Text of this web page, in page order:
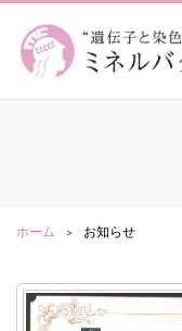
ホーム お知らせ